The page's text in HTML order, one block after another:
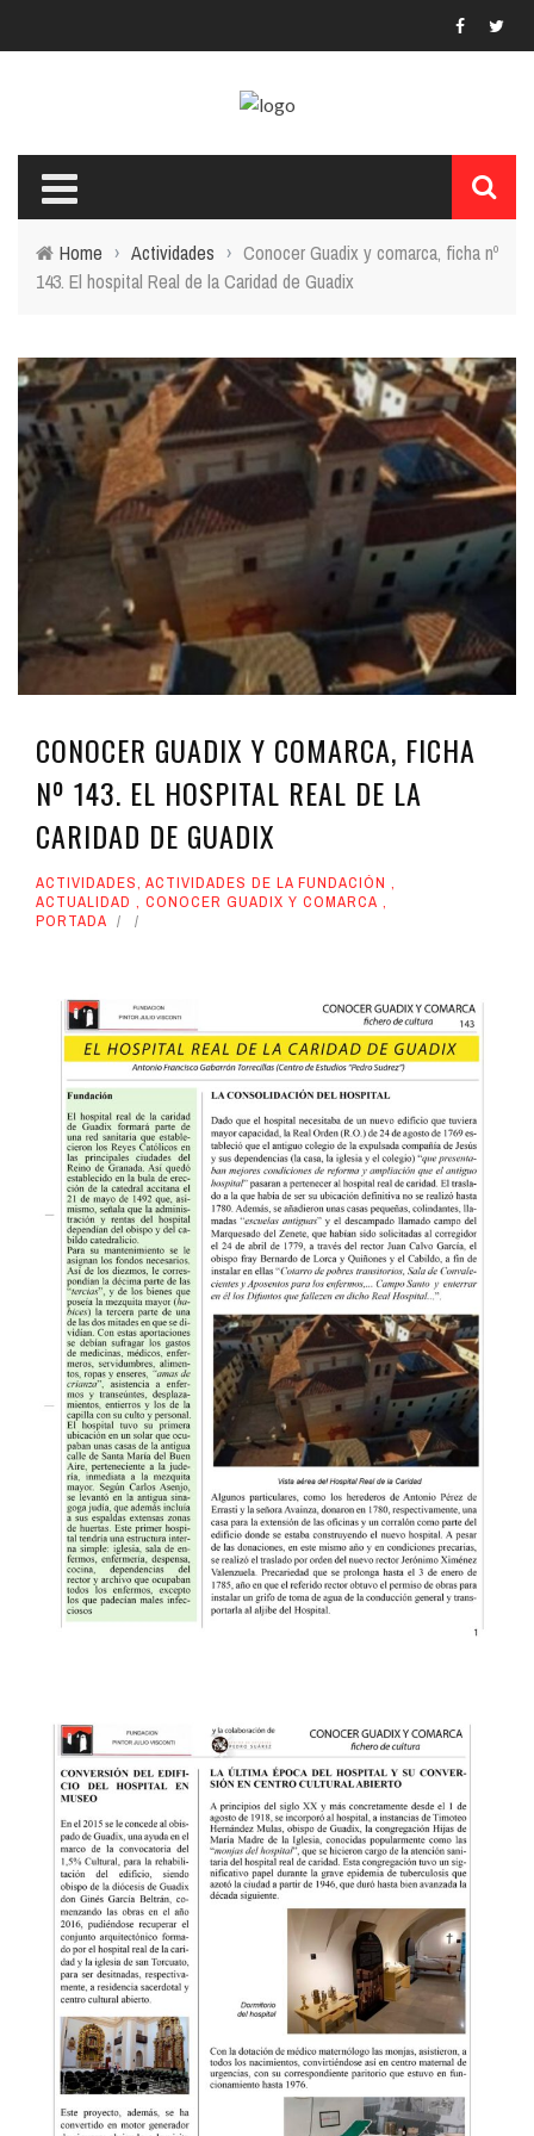
Home › Actividades › Conocer Guadix y comarca, ficha nº
143. El hospital Real de la Caridad de Guadix
CONOCER GUADIX Y COMARCA, FICHA
Nº 143. EL HOSPITAL REAL DE LA
CARIDAD DE GUADIX
ACTIVIDADES, ACTIVIDADES DE LA FUNDACIÓN ,
ACTUALIDAD , CONOCER GUADIX Y COMARCA ,
PORTADA